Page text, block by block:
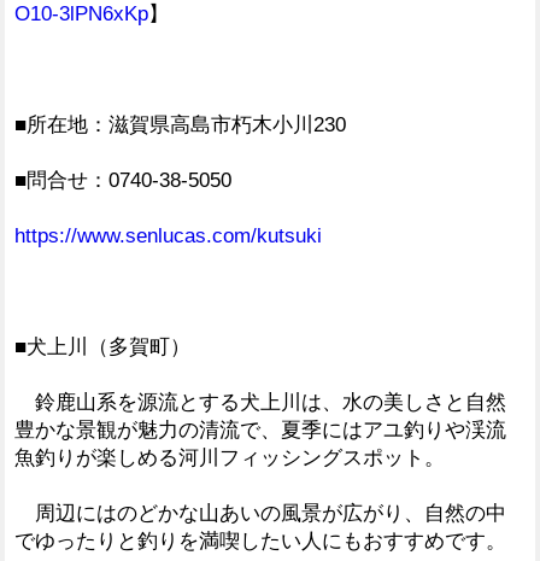
O10-3lPN6xKp】
■所在地：滋賀県高島市朽木小川230
■問合せ：0740-38-5050
https://www.senlucas.com/kutsuki
■犬上川（多賀町）
鈴鹿山系を源流とする犬上川は、水の美しさと自然
豊かな景観が魅力の清流で、夏季にはアユ釣りや渓流
魚釣りが楽しめる河川フィッシングスポット。
周辺にはのどかな山あいの風景が広がり、自然の中
でゆったりと釣りを満喫したい人にもおすすめです。